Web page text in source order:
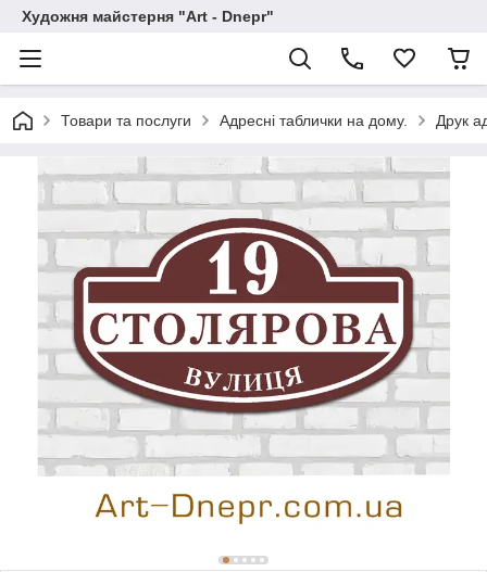
Художня майстерня "Art - Dnepr"
Товари та послуги Адресні таблички на дому. Друк